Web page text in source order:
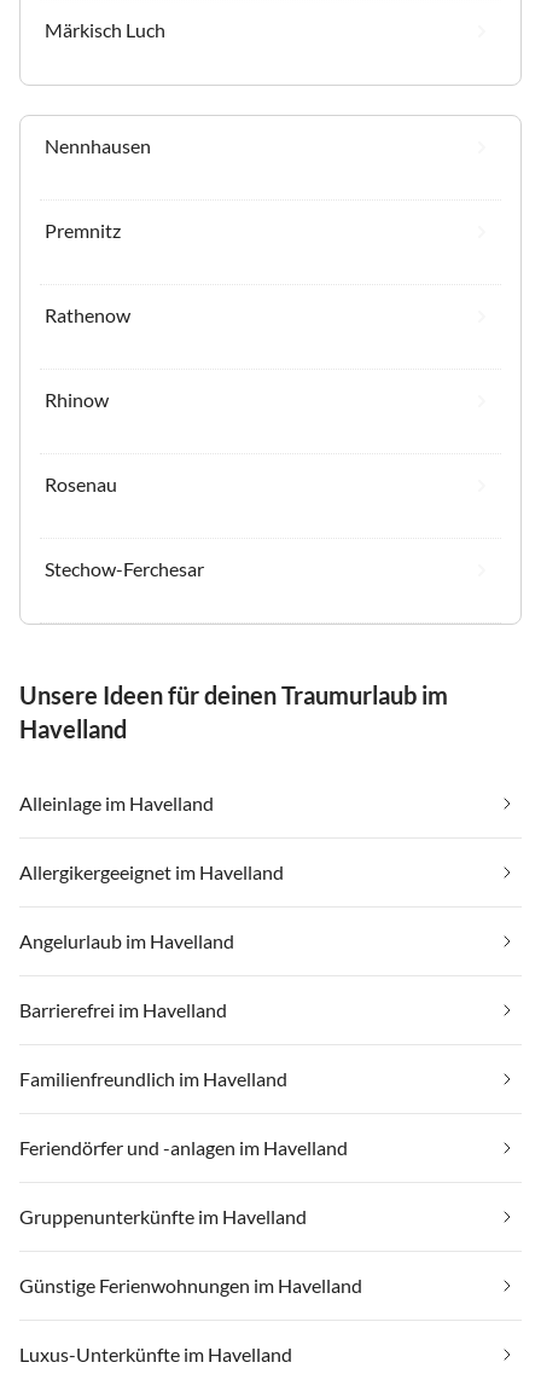
Märkisch Luch
Nennhausen
Premnitz
Rathenow
Rhinow
Rosenau
Stechow-Ferchesar
Unsere Ideen für deinen Traumurlaub im
Havelland
Alleinlage im Havelland
Allergikergeeignet im Havelland
Angelurlaub im Havelland
Barrierefrei im Havelland
Familienfreundlich im Havelland
Feriendörfer und -anlagen im Havelland
Gruppenunterkünfte im Havelland
Günstige Ferienwohnungen im Havelland
Luxus-Unterkünfte im Havelland